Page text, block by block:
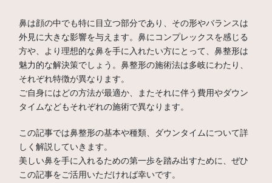
鼻は顔の中でも特に目立つ部分であり、その形やバランスは
外見に大きな影響を与えます。鼻にコンプレックスを感じる
方や、より理想的な鼻を手に入れたい方にとって、鼻整形は
魅力的な解決策でしょう。鼻整形の施術法は多岐にわたり、
それぞれ特徴が異なります。
ご自身にはどの方法が最適か、またそれに伴う費用やダウン
タイムなどもそれぞれの施術で異なります。
この記事では鼻整形の基本や種類、ダウンタイムについて詳
しく解説していきます。
美しい鼻を手に入れるための第一歩を踏み出すために、ぜひ
この記事をご活用いただければ幸いです。